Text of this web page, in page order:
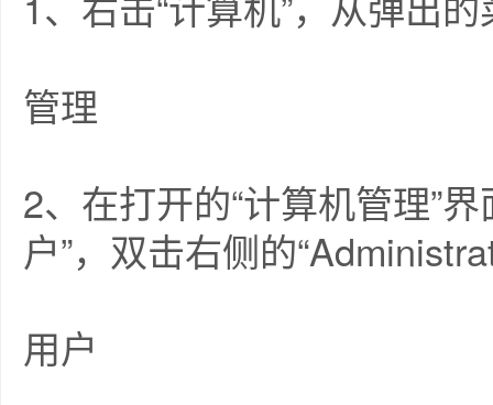
管理
2、在打开的“计算机管理”
户”，双击右侧的
用户